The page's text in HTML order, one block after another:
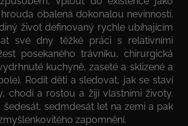
obalená dokonalou nevinností.
život definovaný rychle ubíhajícím
své dny těžké práci s relativními
posekaného trávníku, chirurgická
kuchyně, zaseté a sklizené a
Rodit děti a sledovat, jak se staví
chodí a rostou a žijí vlastními životy.
šedesát, sedmdesát let na zemi a pak
zapomnění.